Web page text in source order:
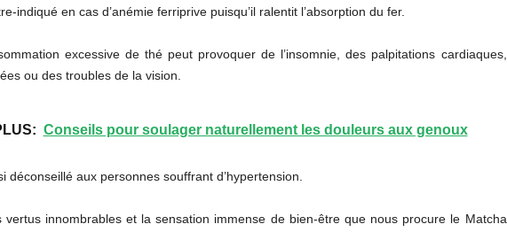
indiqué en cas d’anémie ferriprive puisqu’il ralentit l’absorption du fer.
excessive de thé peut provoquer de l’insomnie, des palpitations cardiaques,
ou des troubles de la vision.
Conseils pour soulager naturellement les douleurs aux genoux
déconseillé aux personnes souffrant d’hypertension.
vertus innombrables et la sensation immense de bien-être que nous procure le Matcha